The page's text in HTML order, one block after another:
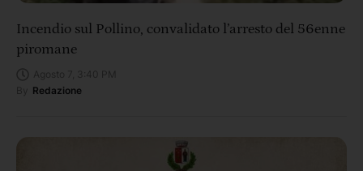
Incendio sul Pollino, convalidato l’arresto del 56enne
piromane
Redazione